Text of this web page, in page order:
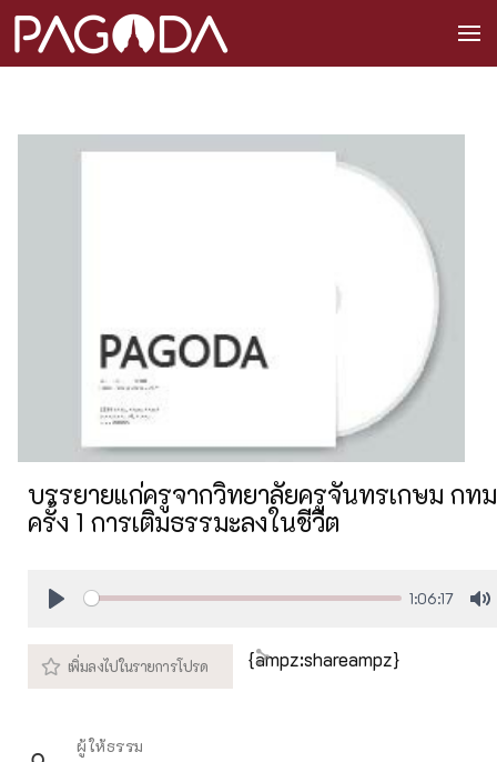
บรรยายแก่ครูจากวิทยาลัยครูจันทรเกษม กท
ครั้ง 1 การเติมธรรมะลงในชีวิต
1:06:17
{ampz:shareampz}
ผู้ให้ธรรม